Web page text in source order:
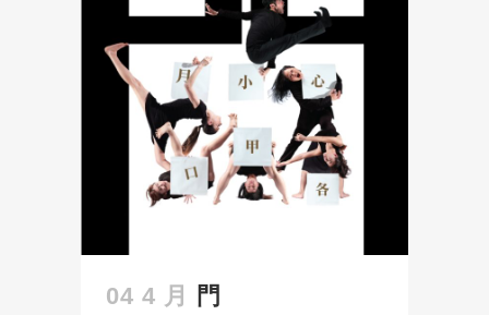
04 4 月 門